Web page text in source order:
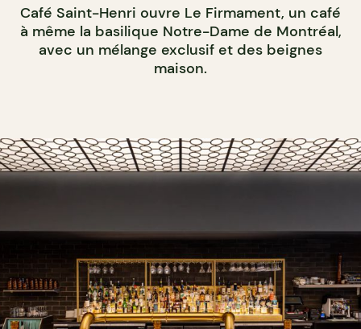
Café Saint-Henri ouvre Le Firmament, un café
à même la basilique Notre-Dame de Montréal,
avec un mélange exclusif et des beignes
maison.